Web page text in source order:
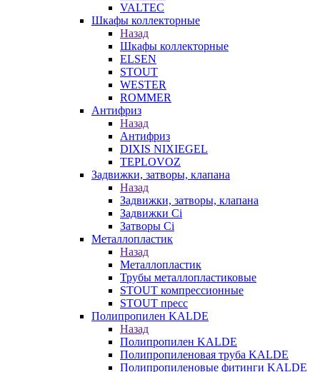
VALTEC
Шкафы коллекторные
Назад
Шкафы коллекторные
ELSEN
STOUT
WESTER
ROMMER
Антифриз
Назад
Антифриз
DIXIS NIXIEGEL
TEPLOVOZ
Задвижки, затворы, клапана
Назад
Задвижки, затворы, клапана
Задвижки Ci
Затворы Ci
Металлопластик
Назад
Металлопластик
Трубы металлопластиковые
STOUT компрессионные
STOUT пресс
Полипропилен KALDE
Назад
Полипропилен KALDE
Полипропиленовая труба KALDE
Полипропиленовые фитинги KALDE